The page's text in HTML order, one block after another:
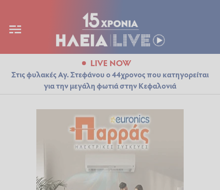
LIVE NOW
Στις φυλακές Αγ. Στεφάνου ο 44χρονος που κατηγορείται
για την μεγάλη φωτιά στην Κεφαλονιά